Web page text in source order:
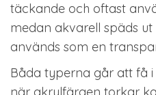
täckande och oftast
medan akvarell späds
används som en
Båda typerna går att få